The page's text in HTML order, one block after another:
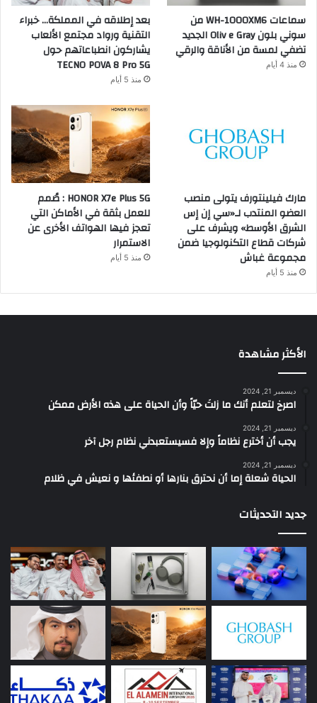
سماعات WH-1000XM6 من
سوني بلون Oliv e Gray الجديد
تضفي لمسة من الأناقة والرقي
منذ 4 أيام
بعد إطلاقه في المملكة… خبراء
التقنية ورواد مجتمع الألعاب
يشاركون انطباعاتهم حول
TECNO POVA 8 Pro 5G
منذ 5 أيام
مارك فيلينتورف يتولى منصب
العضو المنتدب لـ«سي إن إس
الشرق الأوسط» ويشرف على
شركات قطاع التكنولوجيا ضمن
مجموعة غباش
منذ 5 أيام
HONOR X7e Plus 5G : صُمم
للعمل بثقة في الأماكن التي
تعجز فيها الهواتف الأخرى عن
الاستمرار
منذ 5 أيام
الأكثر مشاهدة
ديسمبر 21, 2024
‫اصرخ لتعلم أنك ما زلتَ حيّاً وأن الحياة على هذه الأرض ممكن
ديسمبر 21, 2024
يجب أن أخترع نظاماً وإلا فسيستعبدني نظام رجل آخر
ديسمبر 21, 2024
الحياة شعلة إما أن نحترق بنارها أو نطفئها و نعيش في ظلام
جديد التحديثات